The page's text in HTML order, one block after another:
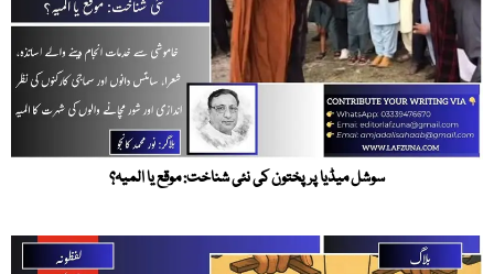
سوشل میڈیا پر پختون کی نئی شناخت: موقع یا المیہ؟